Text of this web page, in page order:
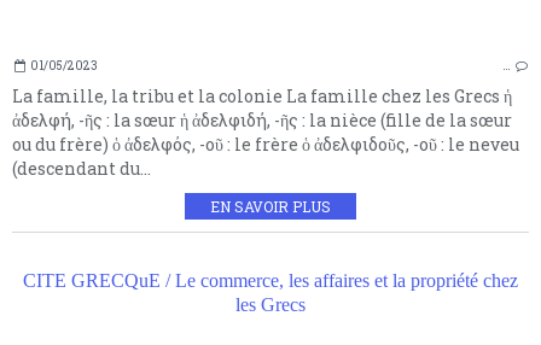
01/05/2023 …
La famille, la tribu et la colonie La famille chez les Grecs ἡ
ἀδελφή, -ῆς : la sœur ἡ ἀδελφιδή, -ῆς : la nièce (fille de la sœur
ou du frère) ὁ ἀδελφός, -οῦ : le frère ὁ ἀδελφιδοῦς, -οῦ : le neveu
(descendant du...
EN SAVOIR PLUS
CITE GRECQuE / Le commerce, les affaires et la propriété chez
les Grecs